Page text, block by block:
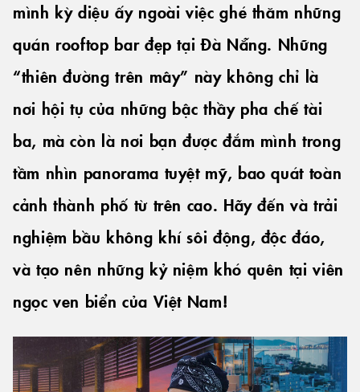
mình kỳ diệu ấy ngoài việc ghé thăm những
quán rooftop bar đẹp tại Đà Nẵng. Những
“thiên đường trên mây” này không chỉ là
nơi hội tụ của những bậc thầy pha chế tài
ba, mà còn là nơi bạn được đắm mình trong
tầm nhìn panorama tuyệt mỹ, bao quát toàn
cảnh thành phố từ trên cao. Hãy đến và trải
nghiệm bầu không khí sôi động, độc đáo,
và tạo nên những kỷ niệm khó quên tại viên
ngọc ven biển của Việt Nam!